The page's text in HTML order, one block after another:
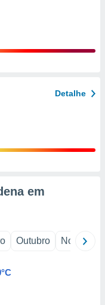
Detalhe
em
Outubro Novembro